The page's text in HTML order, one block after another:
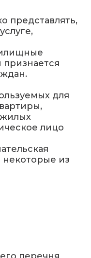
представлять,
для
лицо
из